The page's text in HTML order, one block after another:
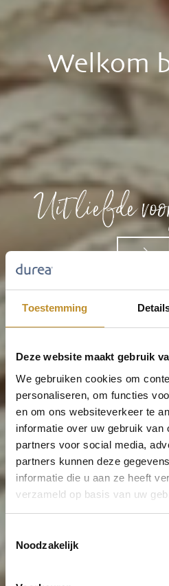
Toestemming
Deze website maakt gebruik
We gebruiken cookies om
personaliseren, om functies
en om ons websiteverkeer te
informatie over uw gebruik van
partners voor social media,
partners kunnen deze
informatie die u aan ze heeft
verzameld op basis van uw
Noodzakelijk
Welkom
Uit liefde